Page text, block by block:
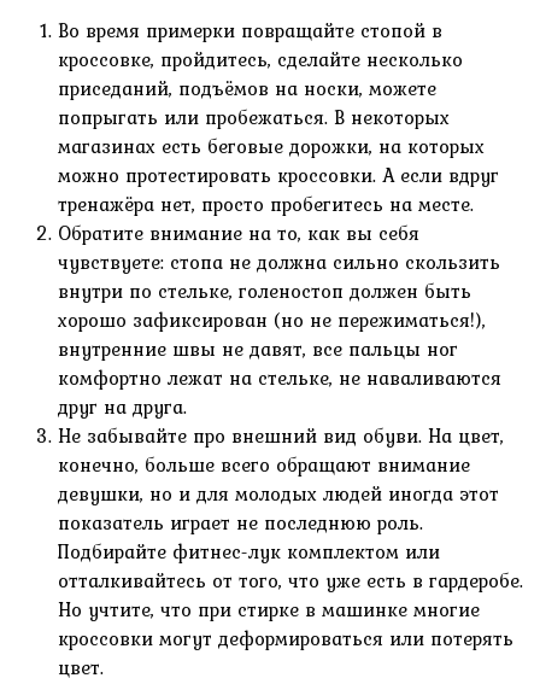
Во время примерки повращайте стопой в
кроссовке, пройдитесь, сделайте несколько
приседаний, подъёмов на носки, можете
попрыгать или пробежаться. В некоторых
магазинах есть беговые дорожки, на которых
можно протестировать кроссовки. А если вдруг
тренажёра нет, просто пробегитесь на месте.
Обратите внимание на то, как вы себя
чувствуете: стопа не должна сильно скользить
внутри по стельке, голеностоп должен быть
хорошо зафиксирован (но не пережиматься!),
внутренние швы не давят, все пальцы ног
комфортно лежат на стельке, не наваливаются
друг на друга.
Не забывайте про внешний вид обуви. На цвет,
конечно, больше всего обращают внимание
девушки, но и для молодых людей иногда этот
показатель играет не последнюю роль.
Подбирайте фитнес-лук комплектом или
отталкивайтесь от того, что уже есть в гардеробе.
Но учтите, что при стирке в машинке многие
кроссовки могут деформироваться или потерять
цвет.